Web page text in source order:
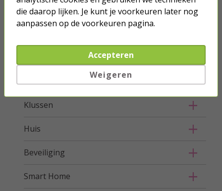
Verlichting
Ongedierte bestrijden
Klussen
Huis
Beveiliging
Smart Home
die daarop lijken. Je kunt je voorkeuren later nog
aanpassen op de voorkeuren pagina.
Accepteren
Weigeren